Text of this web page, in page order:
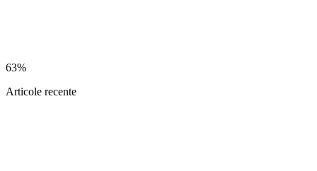
63%
Articole recente